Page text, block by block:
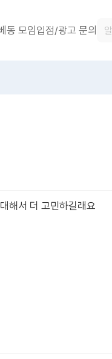
동 모임입점/광고 문의
해서 더 고민하길래요